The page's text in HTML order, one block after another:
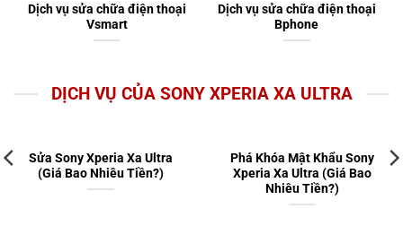
Dịch vụ sửa chữa điện thoại
Vsmart
Dịch vụ sửa chữa điện thoại
Bphone
DỊCH VỤ CỦA SONY XPERIA XA ULTRA
Sửa Sony Xperia Xa Ultra
(Giá Bao Nhiêu Tiền?)
Phá Khóa Mật Khẩu Sony
Xperia Xa Ultra (Giá Bao
Nhiêu Tiền?)